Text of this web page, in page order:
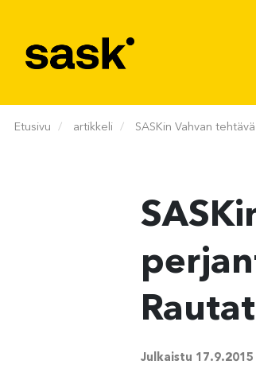
Etusivu artikkeli SASKin Vahvan
Julkaistu 17.9.2015